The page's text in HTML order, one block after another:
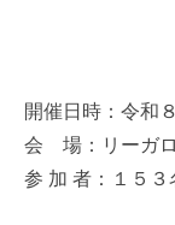
開催日時：令和
会 場：リーガ
参 加 者：１５３